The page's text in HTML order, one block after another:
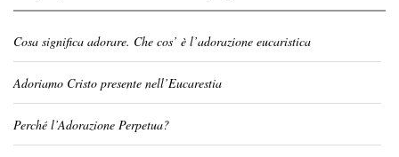
Cosa significa adorare. Che cos’ è l’adorazione eucaristica
Adoriamo Cristo presente nell’Eucarestia
Perché l’Adorazione Perpetua?